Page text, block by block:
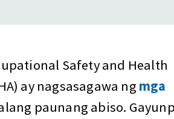
Safety and Health
ay nagsasagawa ng mga
paunang abiso.